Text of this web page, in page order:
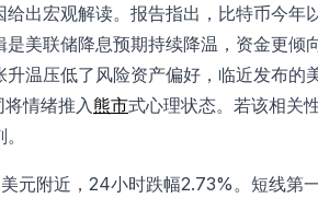
出宏观解读。报告指出，比特币今年
美联储降息预期持续降温，资金更
温压低了风险资产偏好，临近发布的
情绪推入熊市式心理状态。若该相关
元附近，24小时跌幅2.73%。短线第